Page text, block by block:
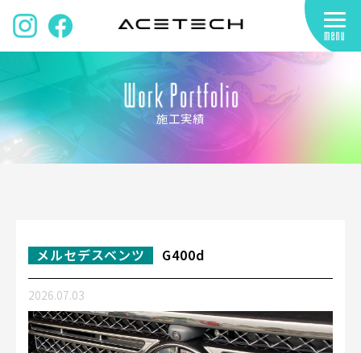
施工実績
メルセデスベンツ G400d
2026.07.03